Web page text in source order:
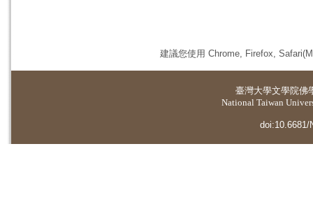
建議您使用 Chrome, Firefox,
臺灣大學文學院佛
National Taiwan
doi:10.6681/